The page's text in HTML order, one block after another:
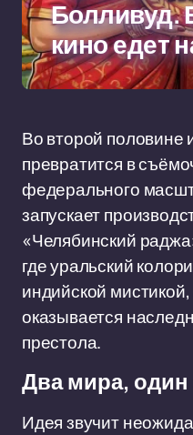
Болливуд.
кино едет
Во второй половине
превратится в
федерального
запускает
«Челябинский
где уральский
индийской
оказывается
престола.
Два мира, один
Идея звучит